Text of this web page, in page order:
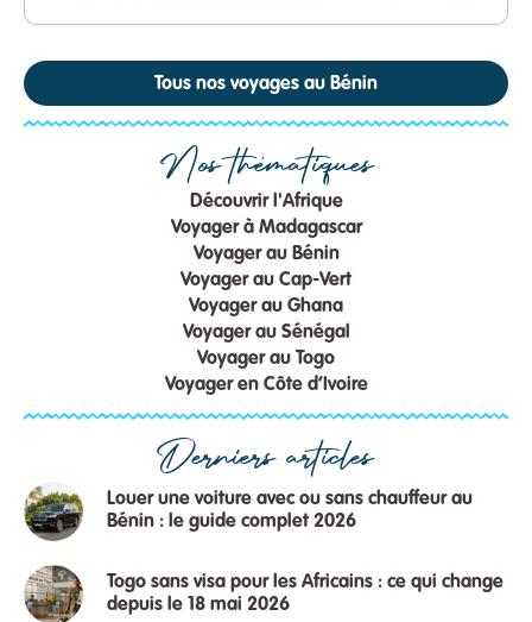
Tous nos voyages au Bénin
Nos thématiques
Découvrir l'Afrique
Voyager à Madagascar
Voyager au Bénin
Voyager au Cap-Vert
Voyager au Ghana
Voyager au Sénégal
Voyager au Togo
Voyager en Côte d’Ivoire
Derniers articles
Louer une voiture avec ou sans chauffeur au
Bénin : le guide complet 2026
Togo sans visa pour les Africains : ce qui change
depuis le 18 mai 2026